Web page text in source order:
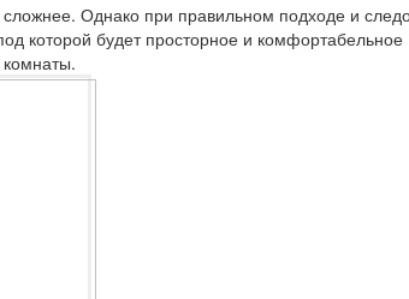
Однако при правильном подходе и
которой будет просторное и комфортабельное